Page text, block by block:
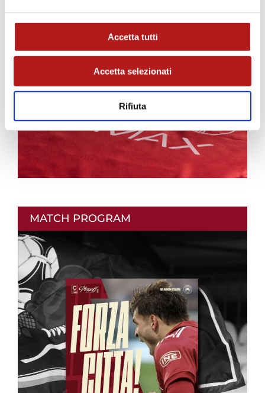
Accetta tutti
Accetta selezionati
Rifiuta
AS CITTADELLA STORE
MATCH PROGRAM